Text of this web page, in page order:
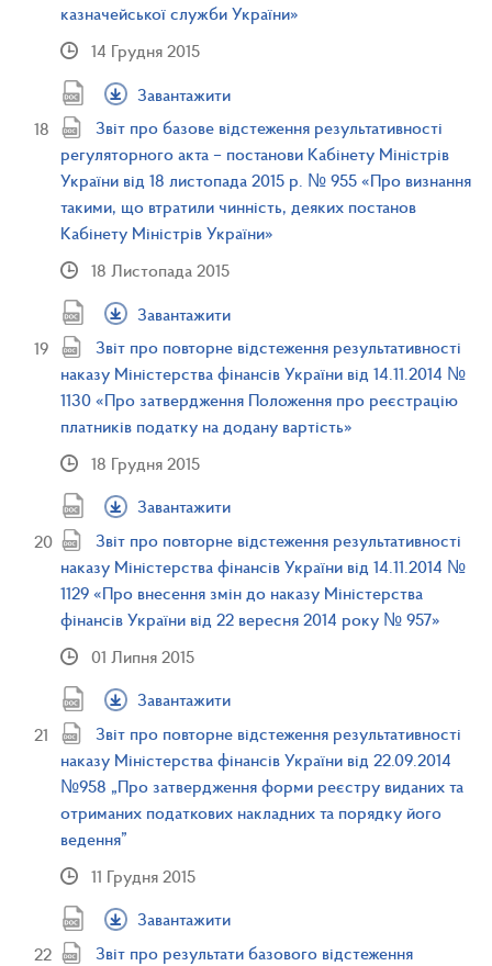
казначейської служби України»
14 Грудня 2015
Завантажити
Звіт про базове відстеження результативності
регуляторного акта – постанови Кабінету Міністрів
України від 18 листопада 2015 р. № 955 «Про визнання
такими, що втратили чинність, деяких постанов
Кабінету Міністрів України»
18 Листопада 2015
Завантажити
Звіт про повторне відстеження результативності
наказу Міністерства фінансів України від 14.11.2014 №
1130 «Про затвердження Положення про реєстрацію
платників податку на додану вартість»
18 Грудня 2015
Завантажити
Звіт про повторне відстеження результативності
наказу Міністерства фінансів України від 14.11.2014 №
1129 «Про внесення змін до наказу Міністерства
фінансів України від 22 вересня 2014 року № 957»
01 Липня 2015
Завантажити
Звіт про повторне відстеження результативності
наказу Міністерства фінансів України від 22.09.2014
№958 „Про затвердження форми реєстру виданих та
отриманих податкових накладних та порядку його
ведення”
11 Грудня 2015
Завантажити
Звіт про результати базового відстеження